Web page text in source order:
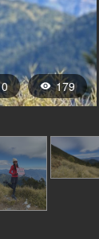
0 179